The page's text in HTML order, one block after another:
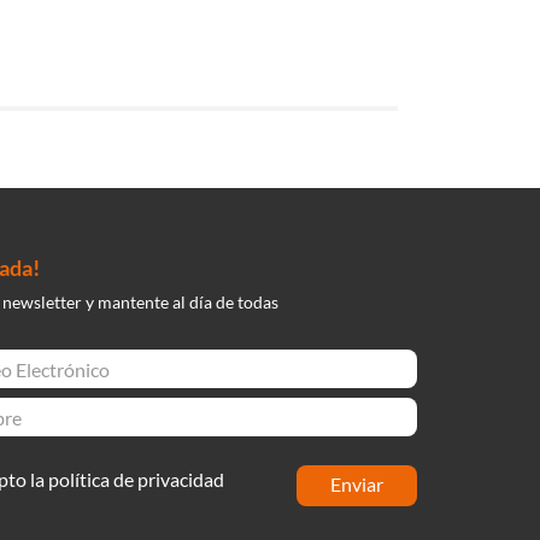
y mantente al día de todas
la política de privacidad enviar